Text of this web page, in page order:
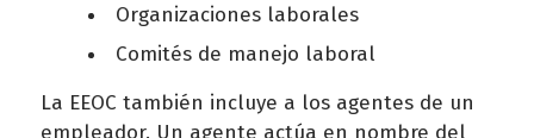
Organizaciones laborales
Comités de manejo laboral
La EEOC también incluye a los agentes de un
empleador. Un agente actúa en nombre del